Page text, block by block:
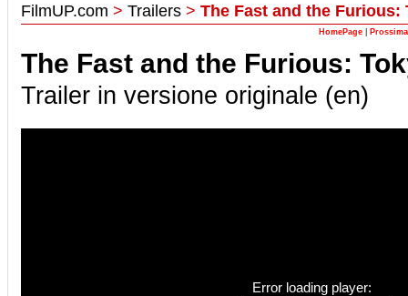
FilmUP.com > Trailers > The Fast and the Furious:
HomePage
The Fast and the Furious:
Trailer in versione originale (en)
Error loading player: